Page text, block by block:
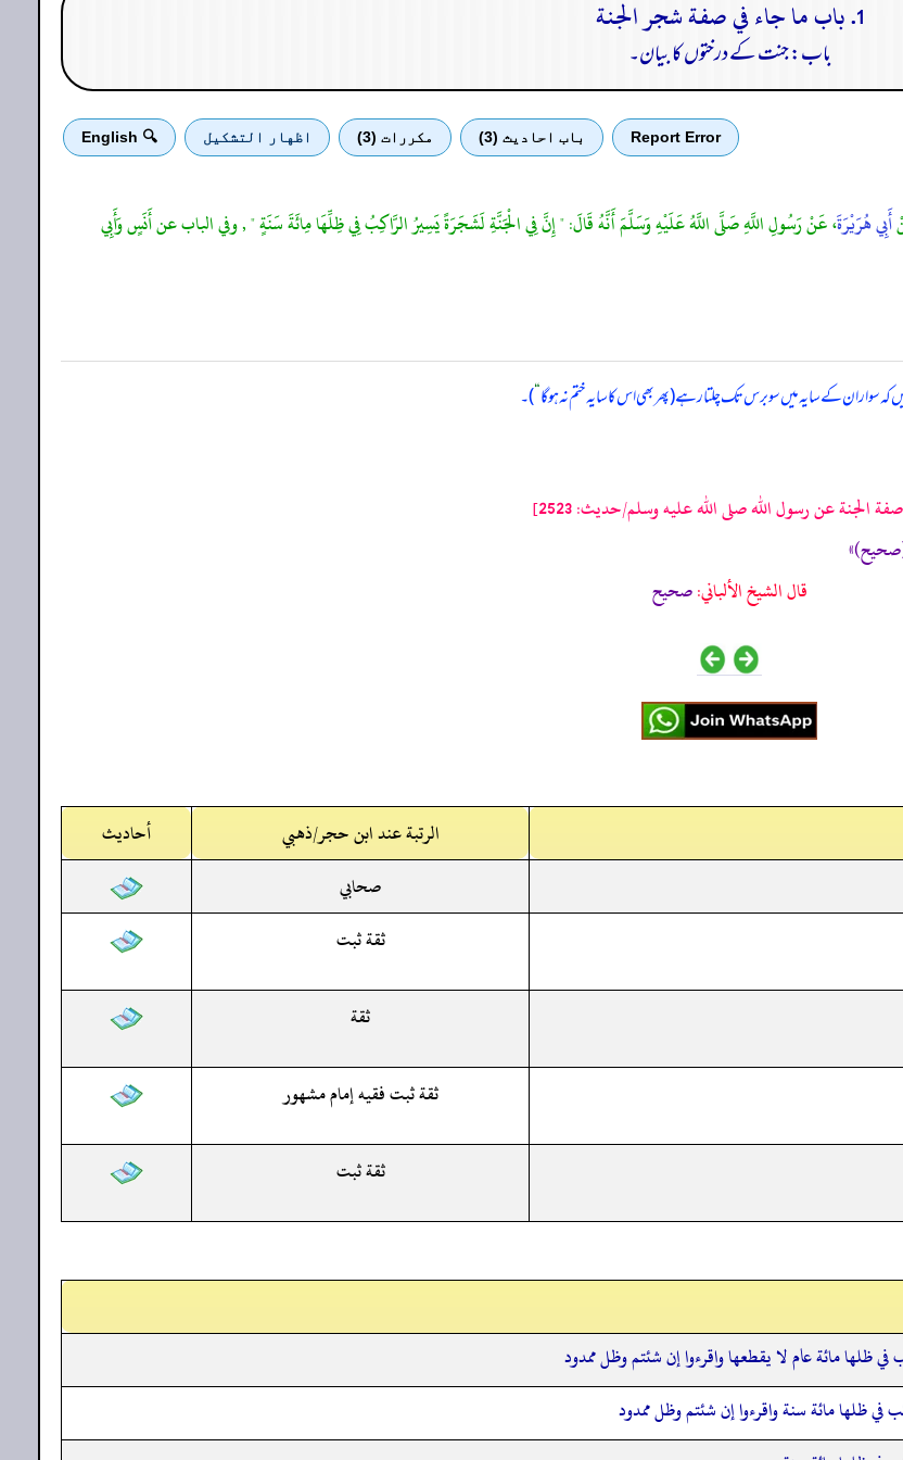
1. باب ما جاء في صفة شجر الجنة
باب: جنت کے درختوں کا بیان۔
Report Error باب احادیث (3) مكررات (3) اظهار التشكيل 🔍 English
أَبِي هُرَيْرَةَ، عَنْ رَسُولِ اللَّهِ صَلَّى اللَّهُ عَلَيْهِ وَسَلَّمَ أَنَّهُ قَالَ: " إِنَّ فِي الْجَنَّةِ لَشَجَرَةً يَسِيرُ الرَّاكِبُ فِي ظِلِّهَا مِائَةَ سَنَةٍ " , وفي الباب عن أَنَسٍ وَأَبِي
سوار ان کے سایہ میں سو برس تک چلتا رہے (پھر بھی اس کا سایہ ختم نہ ہو گا“)۔
عن رسول الله صلى الله عليه وسلم/حدیث: 2523]
قال الشيخ الألباني:صحيح
الرتبة عند ابن حجر/ذهبي
أحاديث
صحابي
ثقة ثبت
ثقة
ثقة ثبت فقيه إمام مشهور
ثقة ثبت
ظلها مائة عام لا يقطعها واقرءوا إن شئتم وظل ممدود
في ظلها مائة سنة واقرءوا إن شئتم وظل ممدود